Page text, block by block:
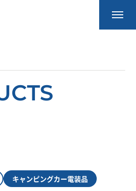
キャンピングカー電装品